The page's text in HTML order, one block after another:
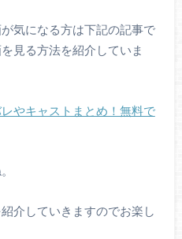
気になる方は下記の記事で
見る方法を紹介していま
やキャストまとめ！無料で
介していきますのでお楽し